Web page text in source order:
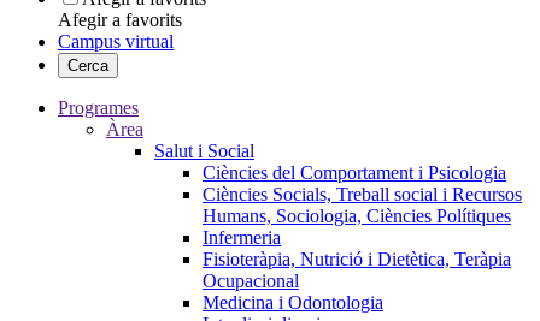
Afegir a favorits
Campus virtual
Cerca
Programes
Àrea
Salut i Social
Ciències del Comportament i Psicologia
Ciències Socials, Treball social i Recursos
Humans, Sociologia, Ciències Polítiques
Infermeria
Fisioteràpia, Nutrició i Dietètica, Teràpia
Ocupacional
Medicina i Odontologia